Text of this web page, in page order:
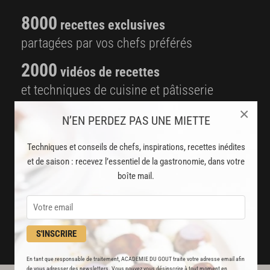
N’EN PERDEZ PAS UNE MIETTE
Techniques et conseils de chefs, inspirations, recettes inédites
et de saison : recevez l’essentiel de la gastronomie, dans votre
boîte mail.
S'INSCRIRE
En tant que responsable de traitement, ACADEMIE DU GOUT traite votre adresse email afin
de vous adresser des newsletters. Vous pouvez vous désinscrire à tout moment en
×
8000 recettes exclusives
partagées par vos chefs préférés
2000 vidéos de recettes
et techniques de cuisine et pâtisserie
Des nouveautés
Stop pub
un service garanti sans publicité
DÉJÀ ABONNÉ(E) ? JE ME CONNECTE